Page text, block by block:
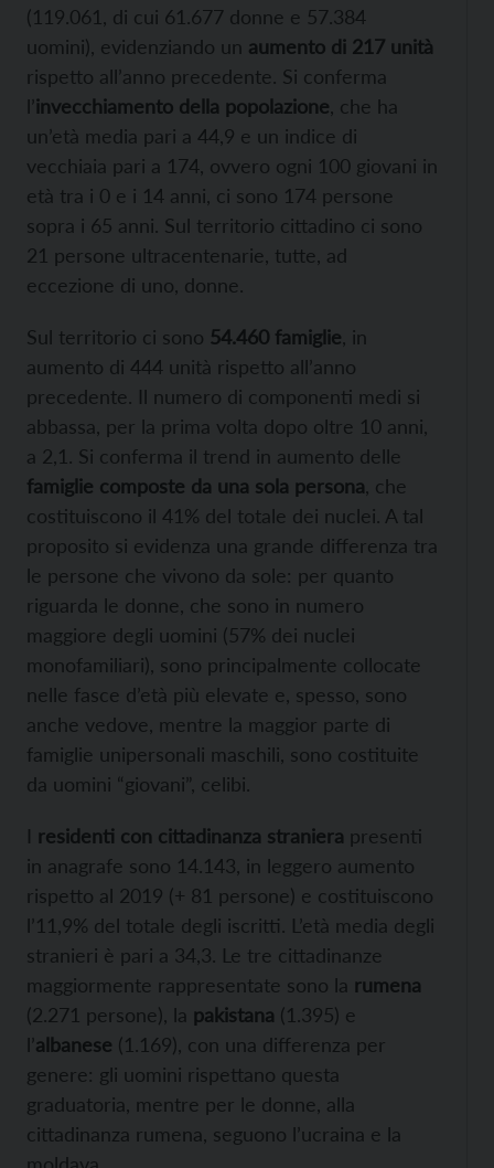
(119.061, di cui 61.677 donne e 57.384
uomini), evidenziando un aumento di 217 unità
rispetto all’anno precedente. Si conferma
l’invecchiamento della popolazione , che ha
un’età media pari a 44,9 e un indice di
vecchiaia pari a 174, ovvero ogni 100 giovani in
età tra i 0 e i 14 anni, ci sono 174 persone
sopra i 65 anni. Sul territorio cittadino ci sono
21 persone ultracentenarie, tutte, ad
eccezione di uno, donne.
Sul territorio ci sono 54.460 famiglie , in
aumento di 444 unità rispetto all’anno
precedente. Il numero di componenti medi si
abbassa, per la prima volta dopo oltre 10 anni,
a 2,1. Si conferma il trend in aumento delle
famiglie composte da una sola persona , che
costituiscono il 41% del totale dei nuclei. A tal
proposito si evidenza una grande differenza tra
le persone che vivono da sole: per quanto
riguarda le donne, che sono in numero
maggiore degli uomini (57% dei nuclei
monofamiliari), sono principalmente collocate
nelle fasce d’età più elevate e, spesso, sono
anche vedove, mentre la maggior parte di
famiglie unipersonali maschili, sono costituite
da uomini “giovani”, celibi.
I residenti con cittadinanza straniera presenti
in anagrafe sono 14.143, in leggero aumento
rispetto al 2019 (+ 81 persone) e costituiscono
l’11,9% del totale degli iscritti. L’età media degli
stranieri è pari a 34,3. Le tre cittadinanze
maggiormente rappresentate sono la rumena
(2.271 persone), la pakistana (1.395) e
l’albanese (1.169), con una differenza per
genere: gli uomini rispettano questa
graduatoria, mentre per le donne, alla
cittadinanza rumena, seguono l’ucraina e la